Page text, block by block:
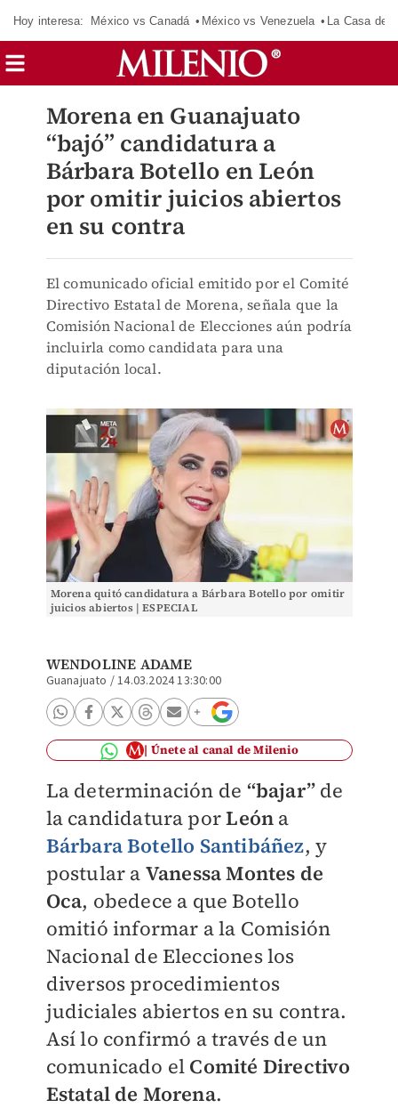
Hoy interesa: México vs Canadá México vs Venezuela La Casa de
Morena en Guanajuato
“bajó” candidatura a
Bárbara Botello en León
por omitir juicios abiertos
en su contra
El comunicado oficial emitido por el Comité
Directivo Estatal de Morena, señala que la
Comisión Nacional de Elecciones aún podría
incluirla como candidata para una
diputación local.
Morena quitó candidatura a Bárbara Botello por omitir
juicios abiertos | ESPECIAL
WENDOLINE ADAME
Guanajuato /14.03.2024 13:30:00
Únete al canal de Milenio
La determinación de “bajar”de
la candidatura porLeón a
Bárbara Botello Santibáñez, y
postular a Vanessa Montes de
Oca, obedece a que Botello
omitió informar a la Comisión
Nacional de Elecciones los
diversos procedimientos
judiciales abiertos en su contra.
Así lo confirmó a través de un
comunicado el Comité Directivo
Estatal de Morena.